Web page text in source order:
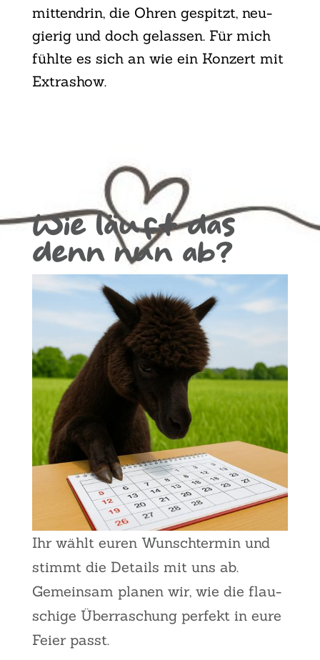
mit­ten­drin, die Ohren gespitzt, neu­
gie­rig und doch gelas­sen. Für mich
fühl­te es sich an wie ein Kon­zert mit
Extra­show.
Wie läuft das
denn nun ab?
Ihr wählt euren Wunsch­ter­min und
stimmt die Details mit uns ab.
Gemein­sam pla­nen wir, wie die flau­
schi­ge Über­ra­schung per­fekt in eure
Fei­er passt.